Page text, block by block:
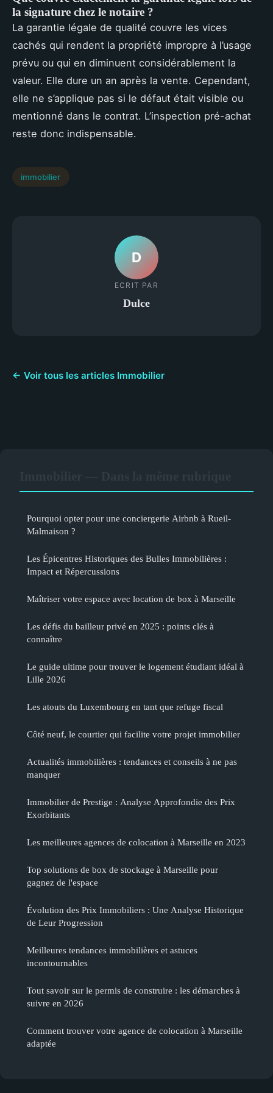
la signature chez le notaire ?
La garantie légale de qualité couvre les vices
cachés qui rendent la propriété impropre à l’usage
prévu ou qui en diminuent considérablement la
valeur. Elle dure un an après la vente. Cependant,
elle ne s’applique pas si le défaut était visible ou
mentionné dans le contrat. L’inspection pré-achat
reste donc indispensable.
immobilier
D
ECRIT PAR
Dulce
← Voir tous les articles Immobilier
Pourquoi opter pour une conciergerie Airbnb à Rueil-
Malmaison ?
Les Épicentres Historiques des Bulles Immobilières :
Impact et Répercussions
Maîtriser votre espace avec location de box à Marseille
Les défis du bailleur privé en 2025 : points clés à
connaître
Le guide ultime pour trouver le logement étudiant idéal à
Lille 2026
Les atouts du Luxembourg en tant que refuge fiscal
Côté neuf, le courtier qui facilite votre projet immobilier
Actualités immobilières : tendances et conseils à ne pas
manquer
Immobilier de Prestige : Analyse Approfondie des Prix
Exorbitants
Les meilleures agences de colocation à Marseille en 2023
Top solutions de box de stockage à Marseille pour
gagnez de l'espace
Évolution des Prix Immobiliers : Une Analyse Historique
de Leur Progression
Meilleures tendances immobilières et astuces
incontournables
Tout savoir sur le permis de construire : les démarches à
suivre en 2026
Comment trouver votre agence de colocation à Marseille
adaptée